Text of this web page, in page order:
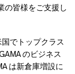
の皆様をご支援し
でトップクラス
のビジネス
は新倉庫増設に